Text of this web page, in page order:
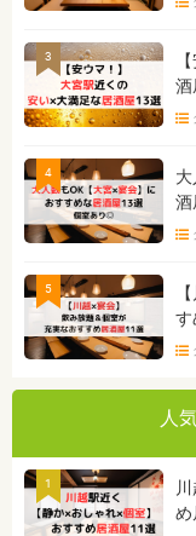
3
酒
4
酒
5
す
人
1
め